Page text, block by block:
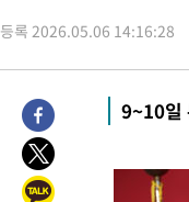
-3844초 전 >남자 농구, 나고
-3220초 전 >여수 오동도 해
9분 전 >
극한폭염 한풀 꺾
58분 전 >
축구협회 "압수수
1시간 전 >
4시간 전 >
'최고 37도' 폭염
등록 2026.05.06 14:16:28
9~10일